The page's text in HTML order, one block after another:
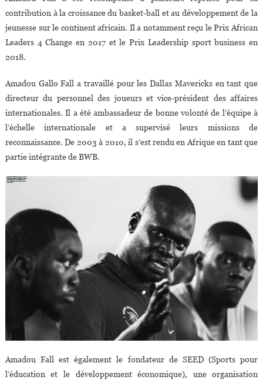
contribution à la croissance du basket-ball et au développement de la
jeunesse sur le continent africain. Il a notamment reçu le Prix African
Leaders 4 Change en 2017 et le Prix Leadership sport business en
2018.
Amadou Gallo Fall a travaillé pour les Dallas Mavericks en tant que
directeur du personnel des joueurs et vice-président des affaires
internationales. Il a été ambassadeur de bonne volonté de l’équipe à
l’échelle internationale et a supervisé leurs missions de
reconnaissance. De 2003 à 2010, il s’est rendu en Afrique en tant que
partie intégrante de BWB.
Amadou Fall est également le fondateur de SEED (Sports pour
l’éducation et le développement économique), une organisation